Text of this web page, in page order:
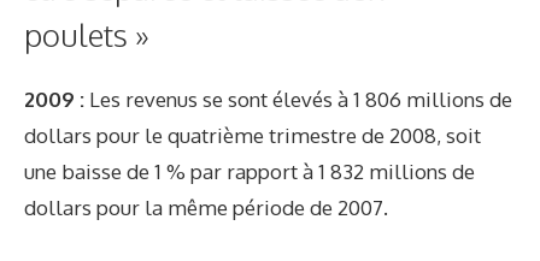
poulets »
2009 : Les revenus se sont élevés à 1 806 millions de
dollars pour le quatrième trimestre de 2008, soit
une baisse de 1 % par rapport à 1 832 millions de
dollars pour la même période de 2007.